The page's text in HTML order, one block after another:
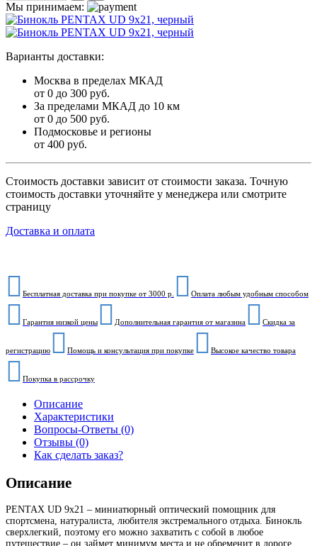
Мы принимаем:
Варианты доставки:
Москва в пределах МКАД
от 0 до 300 руб.
За пределами МКАД до 10 км
от 0 до 500 руб.
Подмосковье и регионы
от 400 руб.
Стоимость доставки зависит от стоимости заказа. Точную
стоимость доставки уточняйте у менеджера или смотрите
страницу
Доставка и оплата
Бесплатная доставка при покупке от 3000 р. Оплата любым удобным способом
Гарантия низкой цены Дополнительная гарантия от магазина Скидка за
регистрацию Помощь и консультация при покупке Высокое качество товара
Покупка в рассрочку
Описание
Характеристики
Вопросы-Ответы (0)
Отзывы (0)
Как сделать заказ?
Описание
PENTAX UD 9x21 – миниатюрный оптический помощник для
спортсмена, натуралиста, любителя экстремального отдыха. Бинокль
сверхлегкий, поэтому его можно захватить с собой в любое
путешествие – он займет минимум места и не обременит в дороге.